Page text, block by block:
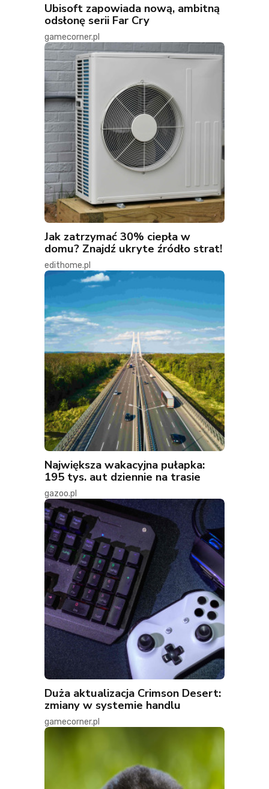
Ubisoft zapowiada nową, ambitną
odsłonę serii Far Cry
gamecorner.pl
Jak zatrzymać 30% ciepła w
domu? Znajdź ukryte źródło strat!
edithome.pl
Największa wakacyjna pułapka:
195 tys. aut dziennie na trasie
gazoo.pl
Duża aktualizacja Crimson Desert:
zmiany w systemie handlu
gamecorner.pl